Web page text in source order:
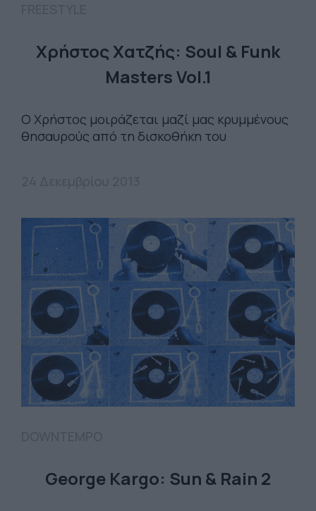
Χρήστος Χατζής: Soul & Funk
Masters Vol.1
Ο Χρήστος μοιράζεται μαζί μας κρυμμένους
θησαυρούς από τη δισκοθήκη του
George Kargo: Sun & Rain 2